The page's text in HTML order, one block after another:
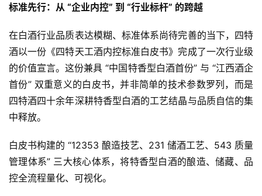
标准先行：从 “企业内控” 到 “行业标杆” 的跨越
在白酒行业品质表达模糊、标准体系尚待完善的当下，四特
酒以一份《四特天工酒内控标准白皮书》完成了一次行业级
的价值宣言。这份兼具 “中国特香型白酒首份” 与 “江西酒企
首份” 双重意义的白皮书，并非简单的技术参数罗列，而是
四特酒四十余年深耕特香型白酒的工艺结晶与品质自信的集
中释放。
白皮书构建的 “12353 酿造技艺、231 储酒工艺、543 质量
管理体系” 三大核心体系，将特香型白酒的酿造、储藏、品
控全流程量化、可视化。